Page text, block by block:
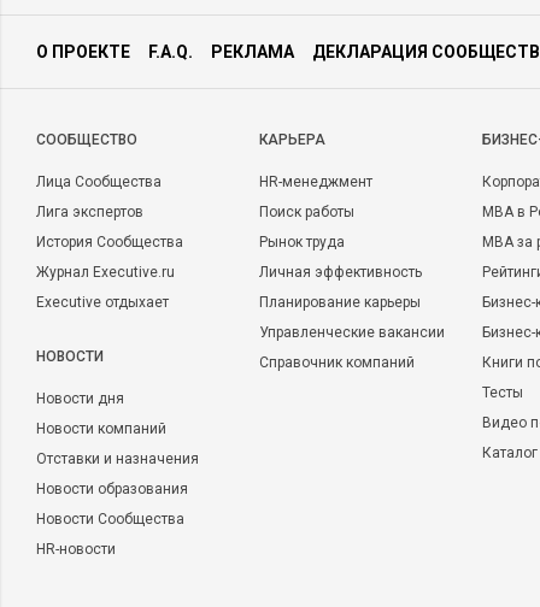
О ПРОЕКТЕ F.A.Q. РЕКЛАМА ДЕКЛАРАЦИЯ
CООБЩЕСТВО
Лица Сообщества
Лига экспертов
История Сообщества
Журнал Executive.ru
Executive отдыхает
НОВОСТИ
Новости дня
Новости компаний
Отставки и назначения
Новости образования
Новости Сообщества
HR-новости
КАРЬЕРА
HR-менеджмент
Поиск работы
Рынок труда
Личная эффективность
Планирование карьеры
Управленческие вакансии
Справочник компаний
MBA в
MBA
Бизнес-
Книги
Тесты
Видео